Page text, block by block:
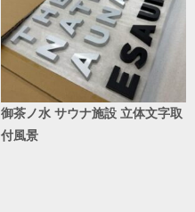
御茶ノ水 サウナ施設 立体文字取
付風景